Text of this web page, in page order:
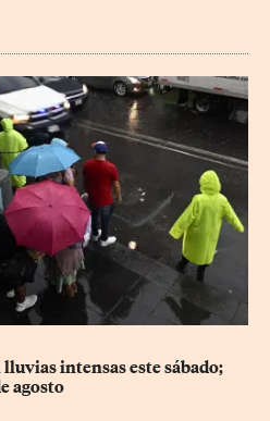
intensas este sábado;
agosto